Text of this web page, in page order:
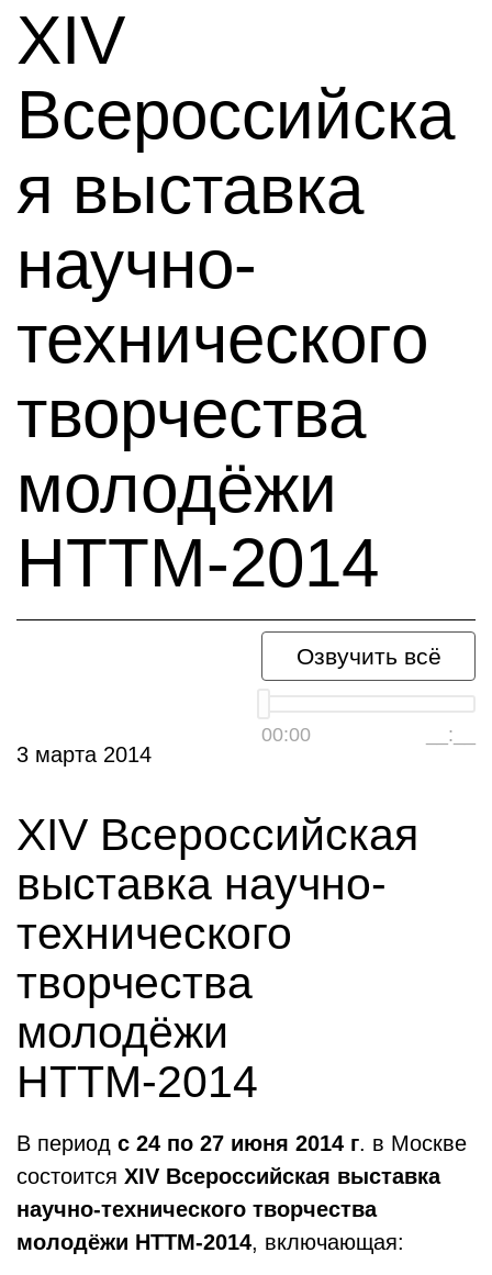
XIV
Всероссийска
я выставка
научно-
технического
творчества
молодёжи
НТТМ-2014
Озвучить всё
00:00 __:__
3 марта 2014
XIV Всероссийская
выставка научно-
технического
творчества
молодёжи
НТТМ-2014
В период с 24 по 27 июня 2014 г. в Москве
состоится XIV Всероссийская выставка
научно-технического творчества
молодёжи НТТМ-2014, включающая: